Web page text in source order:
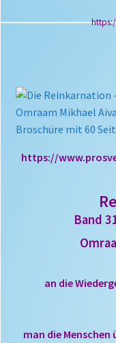
https://
Band
an die
man die Menschen